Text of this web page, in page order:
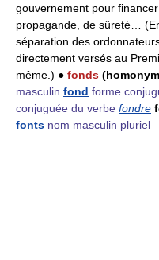
gouvernement pour
propagande, de sûreté…
séparation des
directement versés au
même.) ● fonds
masculin fond forme
conjuguée du verbe fondre
fonts nom masculin pluriel